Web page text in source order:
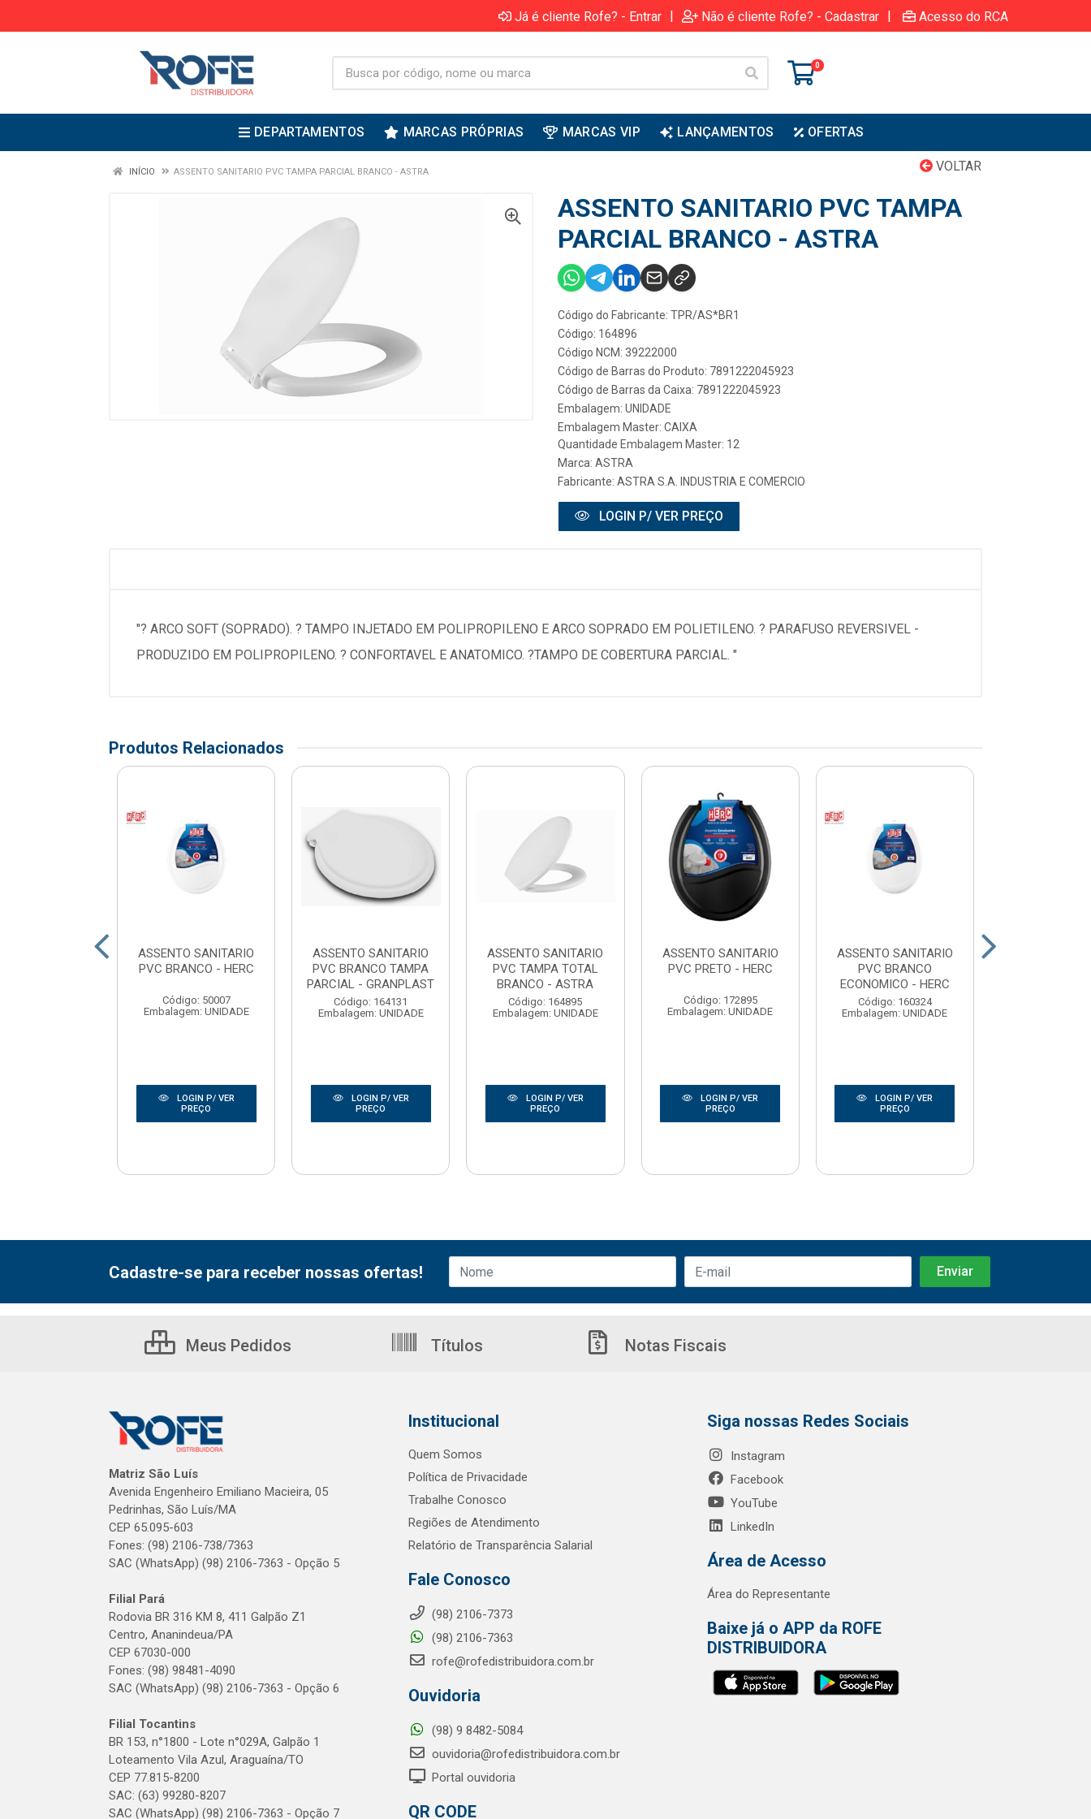
Já é cliente Rofe? - Entrar | Não é cliente Rofe? - Cadastrar | Acesso do RCA
0
DEPARTAMENTOS MARCAS PRÓPRIAS MARCAS VIP LANÇAMENTOS OFERTAS
VOLTAR
INÍCIO ASSENTO SANITARIO PVC TAMPA PARCIAL BRANCO - ASTRA
ASSENTO SANITARIO PVC TAMPA
PARCIAL BRANCO - ASTRA
Código do Fabricante: TPR/AS*BR1
Código: 164896
Código NCM: 39222000
Código de Barras do Produto: 7891222045923
Código de Barras da Caixa: 7891222045923
Embalagem: UNIDADE
Embalagem Master: CAIXA
Quantidade Embalagem Master: 12
Marca: ASTRA
Fabricante: ASTRA S.A. INDUSTRIA E COMERCIO
LOGIN P/ VER PREÇO
"? ARCO SOFT (SOPRADO). ? TAMPO INJETADO EM POLIPROPILENO E ARCO SOPRADO EM POLIETILENO. ? PARAFUSO REVERSIVEL -
PRODUZIDO EM POLIPROPILENO. ? CONFORTAVEL E ANATOMICO. ?TAMPO DE COBERTURA PARCIAL. "
Produtos Relacionados
ASSENTO SANITARIO
PVC BRANCO - HERC
Código: 50007
Embalagem: UNIDADE
LOGIN P/ VER
PREÇO
ASSENTO SANITARIO
PVC BRANCO TAMPA
PARCIAL - GRANPLAST
Código: 164131
Embalagem: UNIDADE
LOGIN P/ VER
PREÇO
ASSENTO SANITARIO
PVC TAMPA TOTAL
BRANCO - ASTRA
Código: 164895
Embalagem: UNIDADE
LOGIN P/ VER
PREÇO
ASSENTO SANITARIO
PVC PRETO - HERC
Código: 172895
Embalagem: UNIDADE
LOGIN P/ VER
PREÇO
ASSENTO SANITARIO
PVC BRANCO
ECONOMICO - HERC
Código: 160324
Embalagem: UNIDADE
LOGIN P/ VER
PREÇO
Cadastre-se para receber nossas ofertas!
Meus Pedidos Títulos Notas Fiscais
Matriz São Luís
Avenida Engenheiro Emiliano Macieira, 05
Pedrinhas, São Luís/MA
CEP 65.095-603
Fones: (98) 2106-738/7363
SAC (WhatsApp) (98) 2106-7363 - Opção 5
Filial Pará
Rodovia BR 316 KM 8, 411 Galpão Z1
Centro, Ananindeua/PA
CEP 67030-000
Fones: (98) 98481-4090
SAC (WhatsApp) (98) 2106-7363 - Opção 6
Filial Tocantins
BR 153, n°1800 - Lote n°029A, Galpão 1
Loteamento Vila Azul, Araguaína/TO
CEP 77.815-8200
SAC: (63) 99280-8207
SAC (WhatsApp) (98) 2106-7363 - Opção 7
Institucional
Quem Somos
Política de Privacidade
Trabalhe Conosco
Regiões de Atendimento
Relatório de Transparência Salarial
Fale Conosco
(98) 2106-7373
(98) 2106-7363
rofe@rofedistribuidora.com.br
Ouvidoria
(98) 9 8482-5084
ouvidoria@rofedistribuidora.com.br
Portal ouvidoria
QR CODE
Siga nossas Redes Sociais
Instagram
Facebook
YouTube
LinkedIn
Área de Acesso
Área do Representante
Baixe já o APP da ROFE
DISTRIBUIDORA